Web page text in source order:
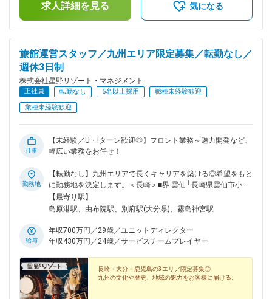
求人詳細を見る 気になる
旅館運営スタッフ／九州エリア限定募集／転勤なし／
週休3日制
株式会社星野リゾート・マネジメント
正社員 転勤なし 5名以上採用
職種未経験歓迎
業種未経験歓迎
仕事
【未経験／U・Iターン歓迎◎】フロント業務～魅力開発など、
幅広い業務をお任せ！
勤務地
【転勤なし】九州エリアで長くキャリアを築ける◎希望をもと
に勤務地を決定します。＜長崎＞■界 雲仙└長崎県雲仙市小浜
町雲仙321＜大分＞■界 由布院└大分県由布市湯布院町川上
398■界 別府└大分県別府市北浜2-14-29＜鹿児島＞■界 霧島└
本人の希望を踏まえて決定しており、希望しないエリアへの転
勤は原則ありません。
【最寄り駅】
島原港駅、由布院駅、別府駅(大分県)、霧島神宮駅
給与
年収700万円／29歳／ユニットディレクター
年収430万円／24歳／サービスチームプレイヤー
長崎・大分・鹿児島の3エリア限定募集◎
九州の文化や歴史、地域の魅力をお客様に届ける。